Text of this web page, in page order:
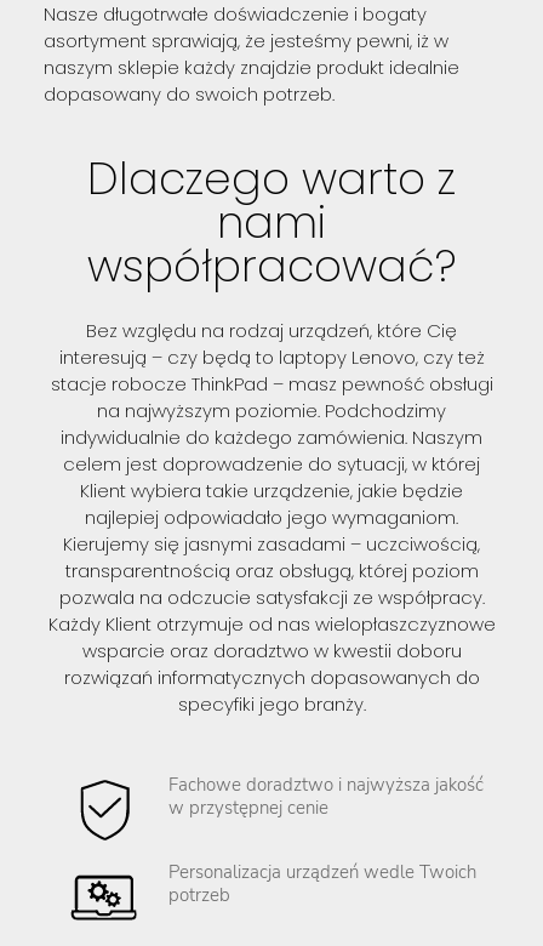
Nasze długotrwałe doświadczenie i bogaty
asortyment sprawiają, że jesteśmy pewni, iż w
naszym sklepie każdy znajdzie produkt idealnie
dopasowany do swoich potrzeb.
Dlaczego warto z
nami
współpracować?
Bez względu na rodzaj urządzeń, które Cię
interesują – czy będą to laptopy Lenovo, czy też
stacje robocze ThinkPad – masz pewność obsługi
na najwyższym poziomie. Podchodzimy
indywidualnie do każdego zamówienia. Naszym
celem jest doprowadzenie do sytuacji, w której
Klient wybiera takie urządzenie, jakie będzie
najlepiej odpowiadało jego wymaganiom.
Kierujemy się jasnymi zasadami – uczciwością,
transparentnością oraz obsługą, której poziom
pozwala na odczucie satysfakcji ze współpracy.
Każdy Klient otrzymuje od nas wielopłaszczyznowe
wsparcie oraz doradztwo w kwestii doboru
rozwiązań informatycznych dopasowanych do
specyfiki jego branży.
Fachowe doradztwo i najwyższa jakość
w przystępnej cenie
Personalizacja urządzeń wedle Twoich
potrzeb